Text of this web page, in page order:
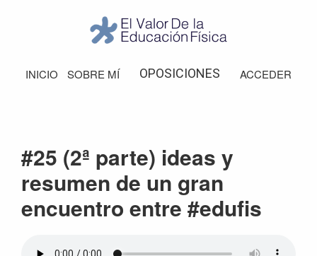
navegación
principal
barra
Valor
de
INICIO SOBRE MÍ OPOSICIONES ACCEDER
#25 (2ª parte) ideas y
resumen de un gran
encuentro entre #edufis